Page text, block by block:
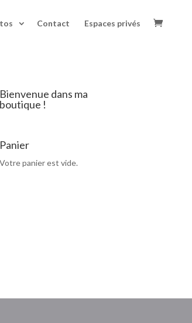
Contact Espaces privés
Bienvenue dans ma
boutique !
Panier
Votre panier est vide.